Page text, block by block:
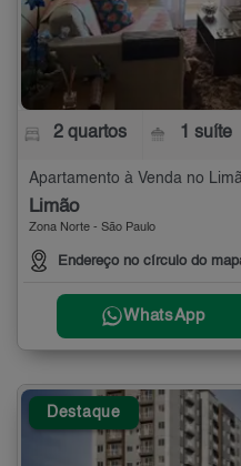
2 quartos 1 suíte
Apartamento à Venda no
Limão
Zona Norte - São Paulo
Endereço no círculo do
WhatsApp
Destaque